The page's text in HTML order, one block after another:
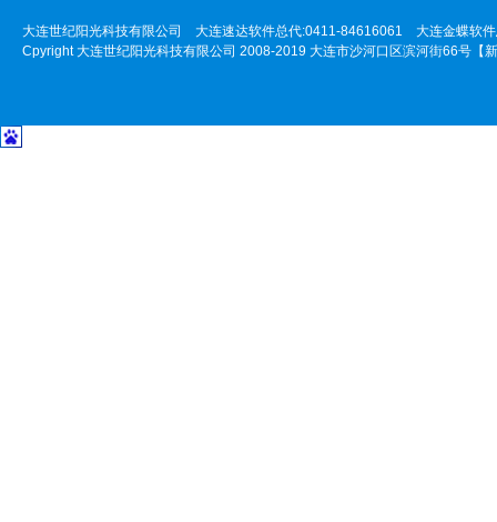
大连世纪阳光科技有限公司 大连速达软件总代:0411-84616061 大连金蝶软
Cpyright 大连世纪阳光科技有限公司 2008-2019 大连市沙河口区滨河街66号